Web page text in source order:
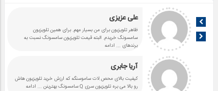
علی عزیزی
ظاهر تلویزیون برای من بسیار مهم. برای همین تلویزیون
سامسونگ خریدم. البته قیمت تلویزیون سامسونگ نسبت به
برندهای ... ادامه
آریا جابری
کیفیت بالای محص.لات ساموسنگه که ارزش خرید تلویزیون هاش
رو بالا می بره تلویزیون سری Q سامسونگ بهترینن
... ادامه